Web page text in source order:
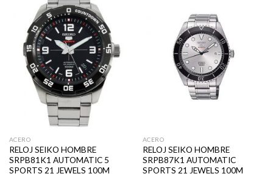
ACERO
RELOJ SEIKO HOMBRE
SRPB81K1 AUTOMATIC 5
SPORTS 21 JEWELS 100M
ACERO
RELOJ SEIKO HOMBRE
SRPB87K1 AUTOMATIC
SPORTS 21 JEWELS 100M